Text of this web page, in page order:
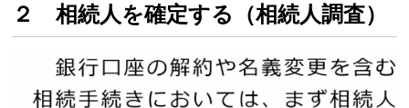
２ 相続人を確定する（相続人調査）